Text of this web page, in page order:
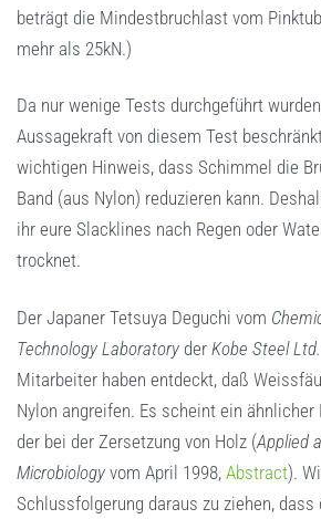
beträgt die Mindestbruchlast vom
mehr als 25kN.)
Da nur wenige Tests durchgeführt
Aussagekraft von diesem Test
wichtigen Hinweis, dass Schimmel die
Band (aus Nylon) reduzieren kann.
ihr eure Slacklines nach Regen oder
trocknet.
Der Japaner Tetsuya Deguchi vom
Technology Laboratory der Kobe Steel Ltd.
Mitarbeiter haben entdeckt, daß
Nylon angreifen. Es scheint ein ähnlicher
der bei der Zersetzung von Holz (Applied
Microbiology vom April 1998, Abstract).
Schlussfolgerung daraus zu ziehen,